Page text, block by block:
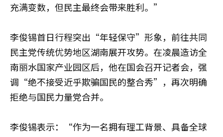
充满变数，但民主最终会带来胜利。”
李俊锡首日行程突出“年轻保守”形象，前往共同
民主党传统优势地区湖南展开攻势。在凌晨造访全
南丽水国家产业园区后，他在国会召开记者会，强
调“绝不接受近乎欺骗国民的整合秀”，再次明确
拒绝与国民力量党合并。
李俊锡表示：“作为一名拥有理工背景、具备全球